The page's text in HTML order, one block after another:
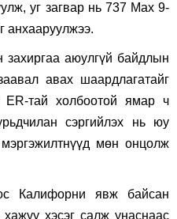
уг загвар нь 737 Max 9-
анхааруулжээ.
аюулгүй байдлын
авах шаардлагатайг
тай холбоотой ямар ч
сэргийлэх нь юу
мөн онцолж
Калифорни явж байсан
хэсэг салж унаснаас